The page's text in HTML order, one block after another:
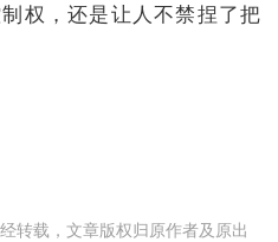
权，还是让人不禁捏了把
转载，文章版权归原作者及原出